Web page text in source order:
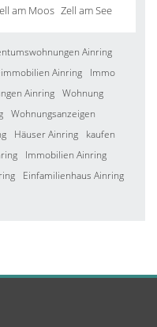
am Moos Zell am See
Ainring
Ainring
Immo
Ainring Wohnung
Wohnungsanzeigen
Häuser Ainring
kaufen
Immobilien Ainring
Einfamilienhaus Ainring